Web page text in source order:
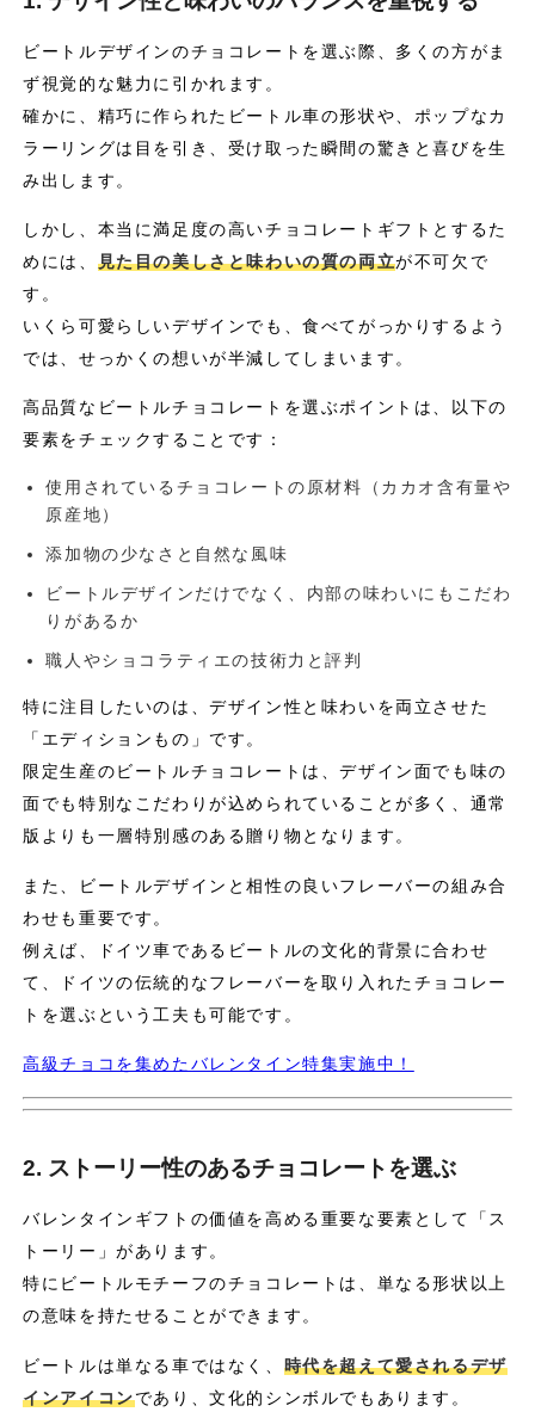
ビートルデザインのチョコレートを選ぶ際、多くの方がま
ず視覚的な魅力に引かれます。
確かに、精巧に作られたビートル車の形状や、ポップなカ
ラーリングは目を引き、受け取った瞬間の驚きと喜びを生
み出します。
しかし、本当に満足度の高いチョコレートギフトとするた
めには、 見た目の美しさと味わいの質の両立が不可欠で
す。
いくら可愛らしいデザインでも、食べてがっかりするよう
では、せっかくの想いが半減してしまいます。
高品質なビートルチョコレートを選ぶポイントは、以下の
要素をチェックすることです：
使用されているチョコレートの原材料（カカオ含有量や
原産地）
添加物の少なさと自然な風味
ビートルデザインだけでなく、内部の味わいにもこだわ
りがあるか
職人やショコラティエの技術力と評判
特に注目したいのは、デザイン性と味わいを両立させた
「エディションもの」です。
限定生産のビートルチョコレートは、デザイン面でも味の
面でも特別なこだわりが込められていることが多く、通常
版よりも一層特別感のある贈り物となります。
また、ビートルデザインと相性の良いフレーバーの組み合
わせも重要です。
例えば、ドイツ車であるビートルの文化的背景に合わせ
て、ドイツの伝統的なフレーバーを取り入れたチョコレー
トを選ぶという工夫も可能です。
高級チョコを集めたバレンタイン特集実施中！
2. ストーリー性のあるチョコレートを選ぶ
バレンタインギフトの価値を高める重要な要素として「ス
トーリー」があります。
特にビートルモチーフのチョコレートは、単なる形状以上
の意味を持たせることができます。
ビートルは単なる車ではなく、 時代を超えて愛されるデザ
インアイコンであり、文化的シンボルでもあります。